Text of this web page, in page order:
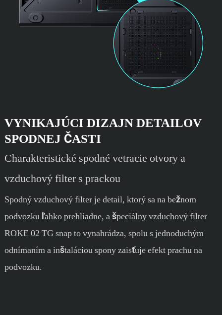
VYNIKAJÚCI DIZAJN DETAILOV
SPODNEJ ČASTI
Charakteristické spodné vetracie otvory a
vzduchový filter s prackou
Spodný vzduchový filter je detail, ktorý sa na bežnom
podvozku ľahko prehliadne, a špeciálny vzduchový filter
ROKE 02 TG snap to vynahrádza, spolu s jednoduchým
odnímaním a inštaláciou spony zaisťuje efekt prachu na
podvozku.